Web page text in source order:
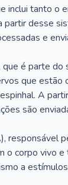
inclui tanto o
partir desse
e
que é parte do
que estão
A
são
responsável
o corpo vivo
a